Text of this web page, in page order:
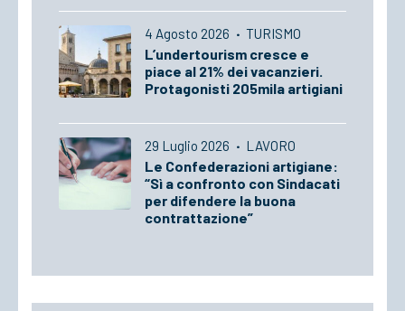
4 Agosto 2026 · TURISMO
L’undertourism cresce e
piace al 21% dei vacanzieri.
Protagonisti 205mila artigiani
29 Luglio 2026 · LAVORO
Le Confederazioni artigiane:
“Sì a confronto con Sindacati
per difendere la buona
contrattazione”